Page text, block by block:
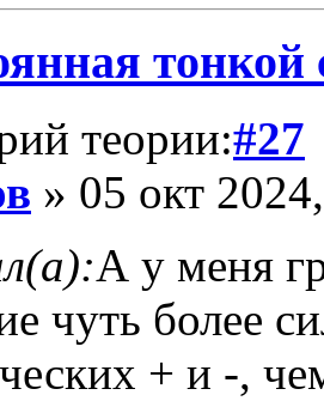
тонкой
теории:#27
» 05 окт
А у меня
чуть более
+ и -,